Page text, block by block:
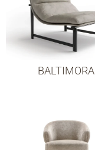
BALTIMORA